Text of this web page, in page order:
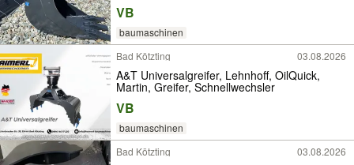
VB
baumaschinen
Bad Kötzting
03.08.2026
A&T Universalgreifer, Lehnhoff, OilQuick,
Martin, Greifer, Schnellwechsler
VB
baumaschinen
Bad Kötzting
03.08.2026